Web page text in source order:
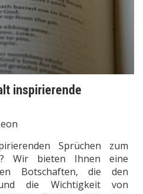
inspirierende
Sprüchen zum
Wir bieten Ihnen eine
Botschaften, die den
die Wichtigkeit von